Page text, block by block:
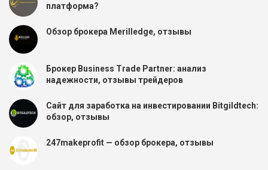
платформа?
Обзор брокера Merilledge, отзывы
Брокер Business Trade Partner: анализ
надежности, отзывы трейдеров
Сайт для заработка на инвестировании Bitgildtech:
обзор, отзывы
247makeprofit — обзор брокера, отзывы